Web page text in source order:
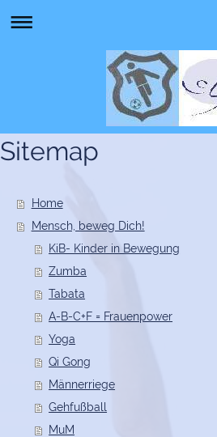
Sitemap
Home
Mensch, beweg Dich!
KiB- Kinder in Bewegung
Zumba
Tabata
A-B-C+F = Frauenpower
Yoga
Qi Gong
Männerriege
Gehfußball
MuM